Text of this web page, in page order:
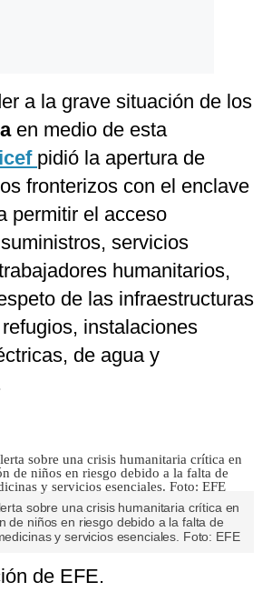
a la grave situación de los
en medio de esta
pidió la apertura de
fronterizos con el enclave
permitir el acceso
servicios
humanitarios,
de las infraestructuras
instalaciones
de agua y
sobre una crisis humanitaria crítica en
de niños en riesgo debido a la falta de
y servicios esenciales. Foto: EFE
de EFE.